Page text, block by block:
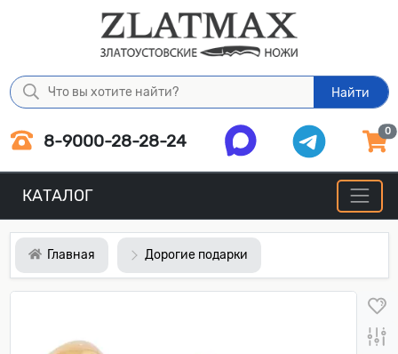
Найти
8-9000-28-28-24 0
КАТАЛОГ
Главная Дорогие подарки